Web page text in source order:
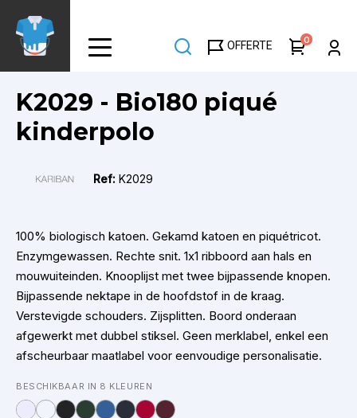
naar
gaan
OFFERTE 0
K2029 - Bio180 piqué
kinderpolo
Ref:K2029
100% biologisch katoen. Gekamd katoen en piquétricot.
Enzymgewassen. Rechte snit. 1x1 ribboord aan hals en
mouwuiteinden. Knooplijst met twee bijpassende knopen.
Bijpassende nektape in de hoofdstof in de kraag.
Verstevigde schouders. Zijsplitten. Boord onderaan
afgewerkt met dubbel stiksel. Geen merklabel, enkel een
afscheurbaar maatlabel voor eenvoudige personalisatie.
BESCHIKBAAR IN 8 KLEUREN